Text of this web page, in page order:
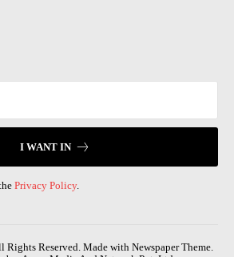
I WANT IN
Privacy Policy.
Reserved. Made with Newspaper Theme.